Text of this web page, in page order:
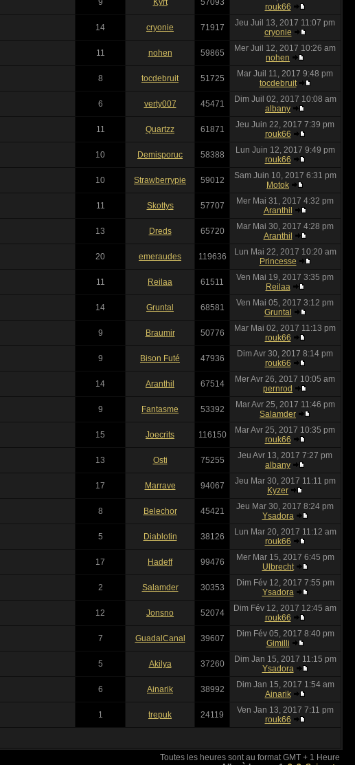
9 Kyrt 57093
rouk66
14 cryonie 71917
Jeu Juil 13, 2017 11:07 pm
cryonie
11 nohen 59865
Mer Juil 12, 2017 10:26 am
nohen
8 tocdebruit 51725
Mar Juil 11, 2017 9:48 pm
tocdebruit
6 verty007 45471
Dim Juil 02, 2017 10:08 am
albany
11 Quartzz 61871
Jeu Juin 22, 2017 7:39 pm
rouk66
10 Demisporuc 58388
Lun Juin 12, 2017 9:49 pm
rouk66
10 Strawberrypie 59012
Sam Juin 10, 2017 6:31 pm
Motok
11 Skottys 57707
Mer Mai 31, 2017 4:32 pm
Aranthil
13 Dreds 65720
Mar Mai 30, 2017 4:28 pm
Aranthil
20 emeraudes 119636
Lun Mai 22, 2017 10:20 am
Princesse
11 Reilaa 61511
Ven Mai 19, 2017 3:35 pm
Reilaa
14 Gruntal 68581
Ven Mai 05, 2017 3:12 pm
Gruntal
9 Braumir 50776
Mar Mai 02, 2017 11:13 pm
rouk66
9 Bison Futé 47936
Dim Avr 30, 2017 8:14 pm
rouk66
14 Aranthil 67514
Mer Avr 26, 2017 10:05 am
pernrod
9 Fantasme 53392
Mar Avr 25, 2017 11:46 pm
Salamder
15 Joecrits 116150
Mar Avr 25, 2017 10:35 pm
rouk66
13 Osti 75255
Jeu Avr 13, 2017 7:27 pm
albany
17 Marrave 94067
Jeu Mar 30, 2017 11:11 pm
Kyzer
8 Belechor 45421
Jeu Mar 30, 2017 8:24 pm
Ysadora
5 Diablotin 38126
Lun Mar 20, 2017 11:12 am
rouk66
17 Hadeff 99476
Mer Mar 15, 2017 6:45 pm
Ulbrecht
2 Salamder 30353
Dim Fév 12, 2017 7:55 pm
Ysadora
12 Jonsno 52074
Dim Fév 12, 2017 12:45 am
rouk66
7 GuadalCanal 39607
Dim Fév 05, 2017 8:40 pm
Gimilli
5 Akilya 37260
Dim Jan 15, 2017 11:15 pm
Ysadora
6 Ainarik 38992
Dim Jan 15, 2017 1:54 am
Ainarik
1 trepuk 24119
Ven Jan 13, 2017 7:11 pm
rouk66
Toutes les heures sont au format GMT + 1 Heure